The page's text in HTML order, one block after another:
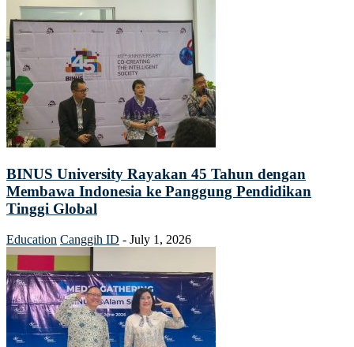
BINUS University Rayakan 45 Tahun dengan
Membawa Indonesia ke Panggung Pendidikan
Tinggi Global
Education Canggih ID - July 1, 2026